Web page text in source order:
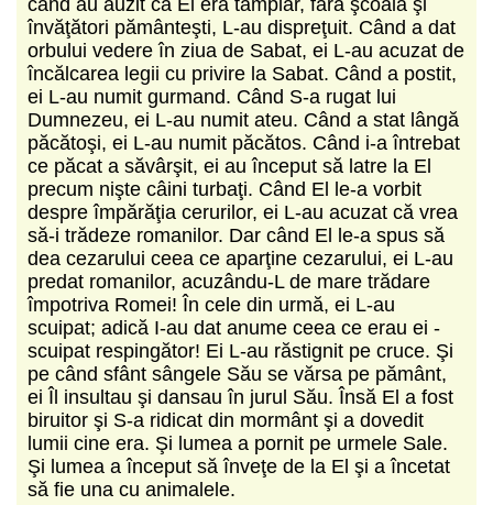
învăţători pământeşti, L-au dispreţuit. Când a dat
orbului vedere în ziua de Sabat, ei L-au acuzat de
încălcarea legii cu privire la Sabat. Când a postit,
ei L-au numit gurmand. Când S-a rugat lui
Dumnezeu, ei L-au numit ateu. Când a stat lângă
păcătoşi, ei L-au numit păcătos. Când i-a întrebat
ce păcat a săvârşit, ei au început să latre la El
precum nişte câini turbaţi. Când El le-a vorbit
despre împărăţia cerurilor, ei L-au acuzat că vrea
să-i trădeze romanilor. Dar când El le-a spus să
dea cezarului ceea ce aparţine cezarului, ei L-au
predat romanilor, acuzându-L de mare trădare
împotriva Romei! În cele din urmă, ei L-au
scuipat; adică I-au dat anume ceea ce erau ei -
scuipat respingător! Ei L-au răstignit pe cruce. Şi
pe când sfânt sângele Său se vărsa pe pământ,
ei Îl insultau şi dansau în jurul Său. Însă El a fost
biruitor şi S-a ridicat din mormânt şi a dovedit
lumii cine era. Şi lumea a pornit pe urmele Sale.
Şi lumea a început să înveţe de la El şi a încetat
să fie una cu animalele.